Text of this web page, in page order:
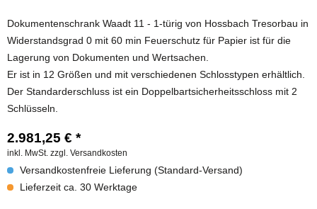
Dokumentenschrank Waadt 11 - 1-türig von Hossbach Tresorbau in
Widerstandsgrad 0 mit 60 min Feuerschutz für Papier ist für die
Lagerung von Dokumenten und Wertsachen.
Er ist in 12 Größen und mit verschiedenen Schlosstypen erhältlich.
Der Standarderschluss ist ein Doppelbartsicherheitsschloss mit 2
Schlüsseln.
2.981,25 € *
inkl. MwSt. zzgl. Versandkosten
Versandkostenfreie Lieferung (Standard-Versand)
Lieferzeit ca. 30 Werktage